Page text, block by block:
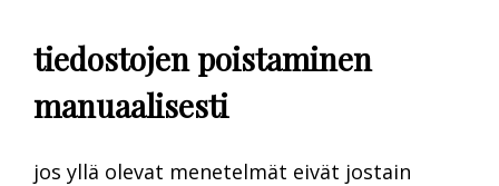
tiedostojen poistaminen
manuaalisesti
jos yllä olevat menetelmät eivät jostain